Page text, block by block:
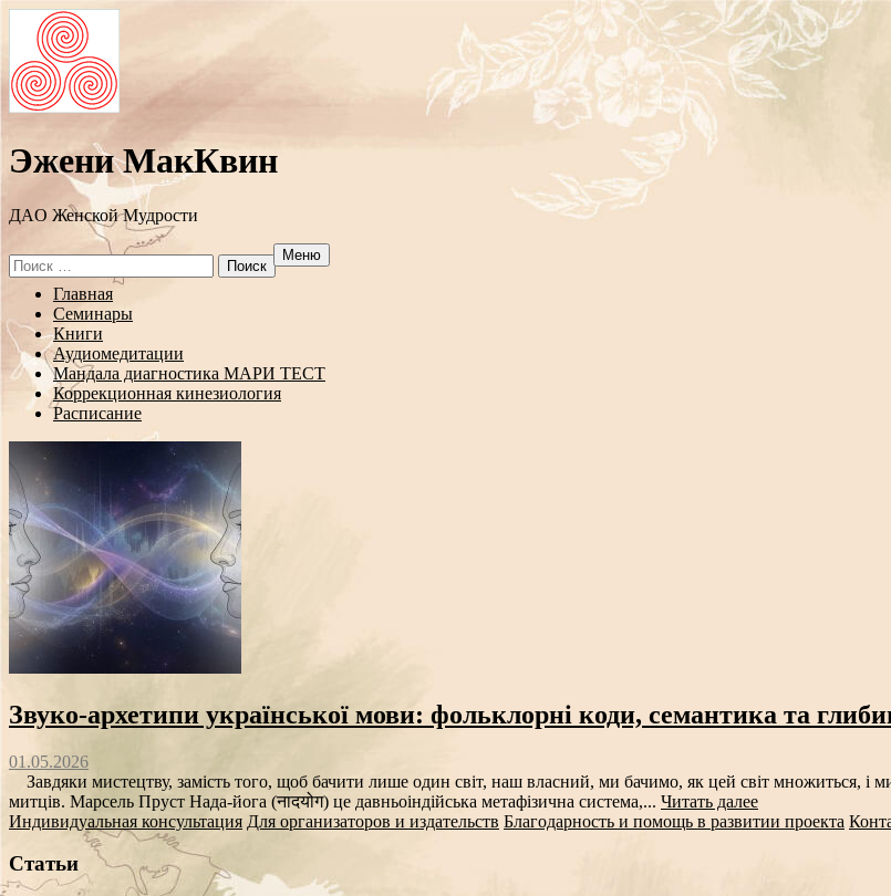
Эжени МакКвин
ДAO Женской Мудрости
Search
for:
Меню
Перейти
содержанию
Главная
Семинары
Книги
Аудиомедитации
Мандала диагностика МАРИ ТЕСТ
Коррекционная кинезиология
Расписание
Звуко‑архетипи української мови: фольклорні коди, семантика та
01.05.2026
Завдяки мистецтву, замість того, щоб бачити лише один світ, наш власний, ми бачимо, як цей світ множиться, і
митців. Марсель Пруст Нада-йога (नादयोग) це давньоіндійська метафізична система,... Читать далее
Индивидуальная консультация Для организаторов и издательств Благодарность и помощь в развитии проекта
Статьи